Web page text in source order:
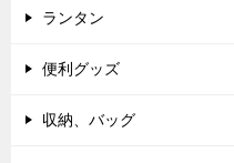
ランタン
便利グッズ
収納、バッグ